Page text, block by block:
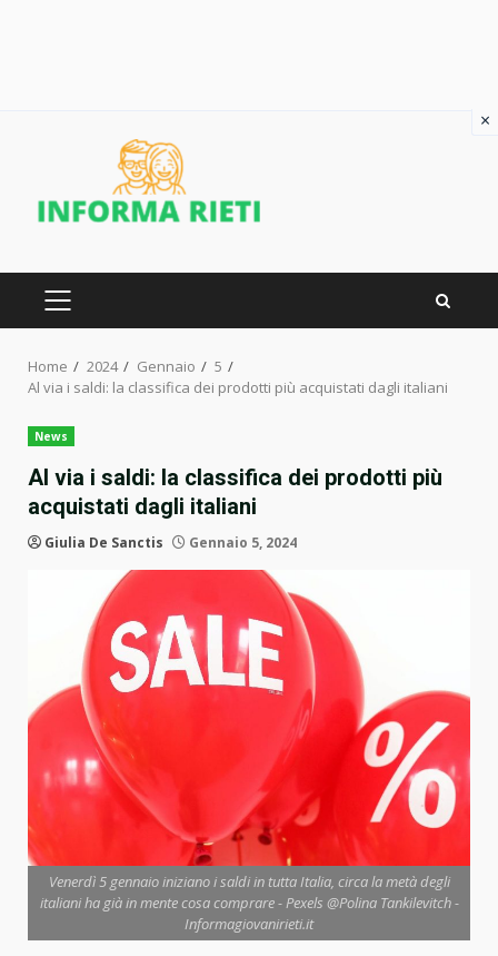
PRIMARY
Home 2024 Gennaio
5
Al via i saldi: la classifica dei prodotti più acquistati dagli italiani
News
Al via i saldi: la classifica dei prodotti più
acquistati dagli italiani
Giulia De Sanctis Gennaio 5, 2024
Venerdì 5 gennaio iniziano i saldi in tutta Italia, circa la metà degli
italiani ha già in mente cosa comprare - Pexels @Polina Tankilevitch -
Informagiovanirieti.it
×